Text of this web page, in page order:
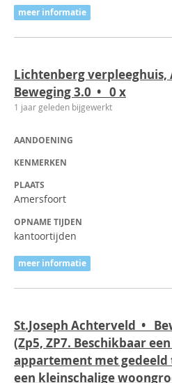
meer informatie
Lichtenberg
Beweging 3.0 • 0 x
1 jaar geleden bijgewerkt
AANDOENING
KENMERKEN
PLAATS
Amersfoort
OPNAME TIJDEN
kantoortijden
meer informatie
St.Joseph Achterveld •
(Zp5, ZP7. Beschikbaar
appartement met
een kleinschalige